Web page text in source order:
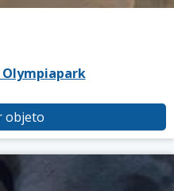
Olympiapark
objeto